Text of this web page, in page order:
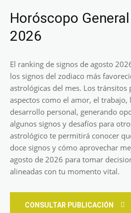
Horóscopo
2026
El ranking de signos de agosto
los signos del zodiaco más
astrológicas del mes. Los
aspectos como el amor, el trabajo,
desarrollo personal, generando
algunos signos y desafíos para
astrológico te permitirá conocer
doce signos y cómo aprovechar
agosto de 2026 para tomar
alineadas con tu momento vital.
CONSULTAR PUBLICACIÓN